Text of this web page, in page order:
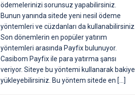
ödemelerinizi sorunsuz yapabilirsiniz.
Bunun yanında sitede yeni nesil ödeme
yöntemleri ve cüzdanları da kullanabilirsiniz.
Son dönemlerin en popüler yatırım
yöntemleri arasında Payfix bulunuyor.
Casibom Payfix ile para yatırma şansı
veriyor. Siteye bu yöntemi kullanarak bakiye
yükleyebilirsiniz. Bu yöntem sitede en […]